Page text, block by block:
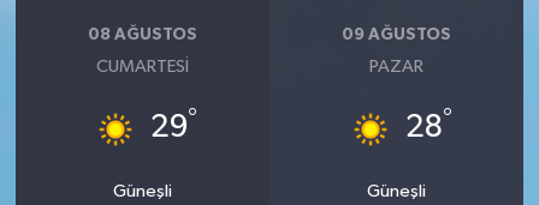
08 AĞUSTOS
CUMARTESI
29°
Güneşli
09 AĞUSTOS
PAZAR
28°
Güneşli